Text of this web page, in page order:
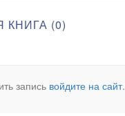
КНИГА (0)
запись войдите на сайт.